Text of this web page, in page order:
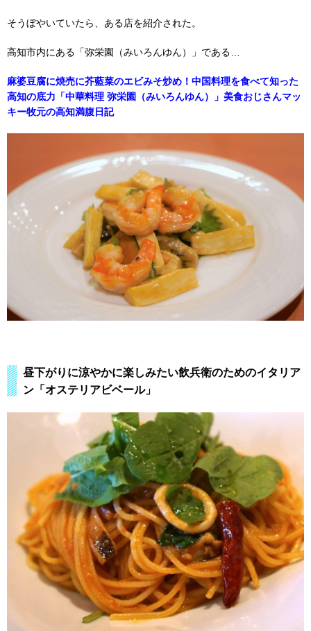
そうぼやいていたら、ある店を紹介された。
高知市内にある「弥栄園（みいろんゆん）」である…
麻婆豆腐に焼売に芥藍菜のエビみそ炒め！中国料理を食べて知った
高知の底力「中華料理 弥栄園（みいろんゆん）」美食おじさんマッ
キー牧元の高知満腹日記
昼下がりに涼やかに楽しみたい飲兵衛のためのイタリア
ン「オステリアビベール」